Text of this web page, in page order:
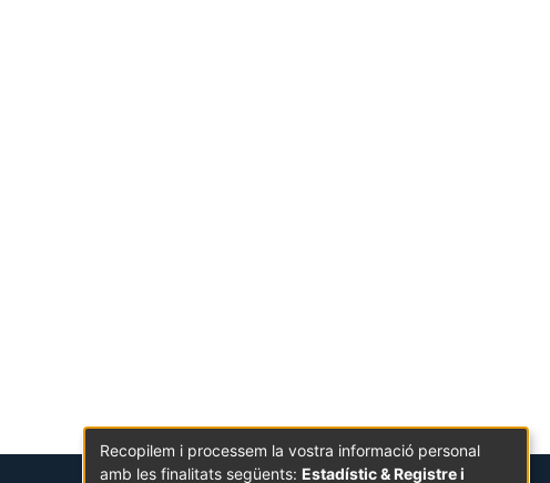
Recopilem i processem la vostra informació personal
amb les finalitats següents: Estadístic & Registre i